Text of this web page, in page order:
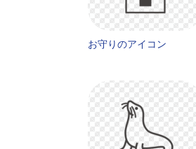
お守りのアイコン